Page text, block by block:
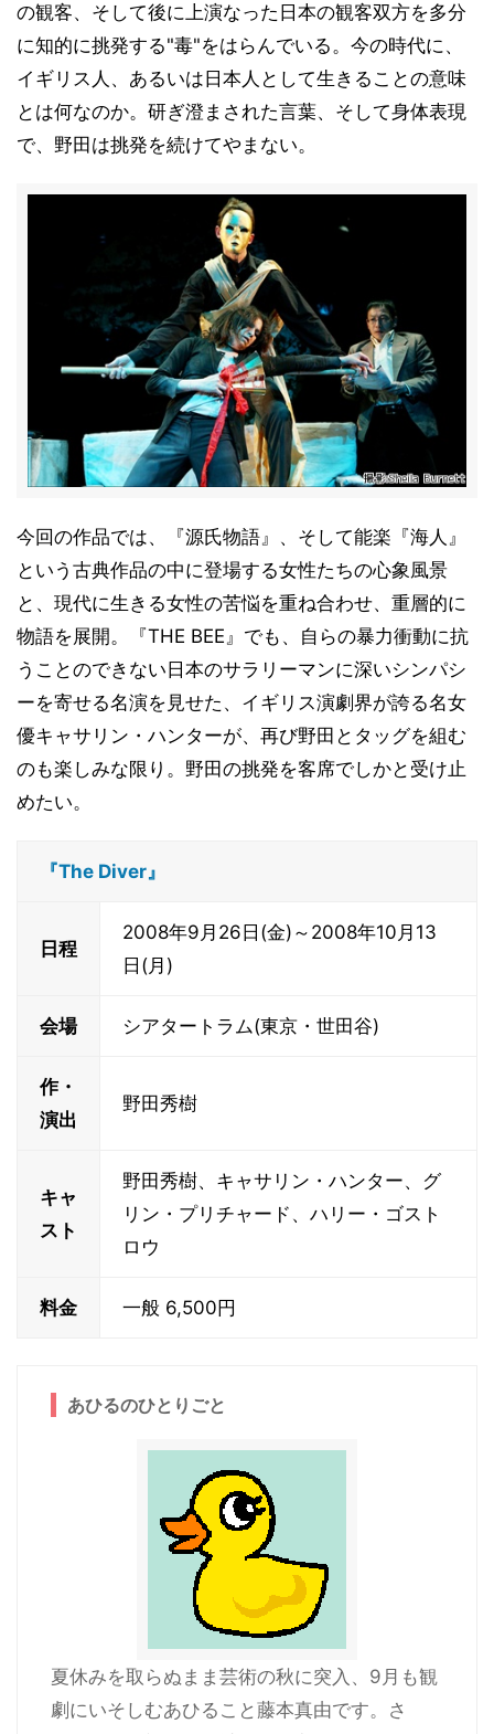
の観客、そして後に上演なった日本の観客双方を多分
に知的に挑発する"毒"をはらんでいる。今の時代に、
イギリス人、あるいは日本人として生きることの意味
とは何なのか。研ぎ澄まされた言葉、そして身体表現
で、野田は挑発を続けてやまない。
今回の作品では、『源氏物語』、そして能楽『海人』
という古典作品の中に登場する女性たちの心象風景
と、現代に生きる女性の苦悩を重ね合わせ、重層的に
物語を展開。『THE BEE』でも、自らの暴力衝動に抗
うことのできない日本のサラリーマンに深いシンパシ
ーを寄せる名演を見せた、イギリス演劇界が誇る名女
優キャサリン・ハンターが、再び野田とタッグを組む
のも楽しみな限り。野田の挑発を客席でしかと受け止
めたい。
『The Diver』
日程
2008年9月26日(金)～2008年10月13
日(月)
会場 シアタートラム(東京・世田谷)
作・
演出
野田秀樹
キャ
スト
野田秀樹、キャサリン・ハンター、グ
リン・プリチャード、ハリー・ゴスト
ロウ
料金 一般 6,500円
あひるのひとりごと
夏休みを取らぬまま芸術の秋に突入、9月も観
劇にいそしむあひること藤本真由です。さ